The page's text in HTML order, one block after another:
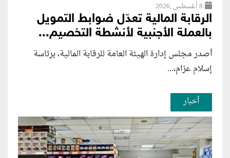
8 أغسطس ,2026
الرقابة المالية تعدّل ضوابط التمويل
بالعملة الأجنبية لأنشطة التخصيم...
أصدر مجلس إدارة الهيئة العامة للرقابة المالية، برئاسة
إسلام عزام،...
أخبار